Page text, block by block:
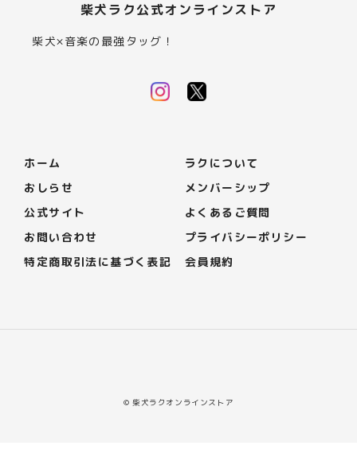
柴犬ラク公式オンラインストア
柴犬×音楽の最強タッグ！
ホーム ラクについて
おしらせ メンバーシップ
公式サイト よくあるご質問
お問い合わせ プライバシーポリシー
特定商取引法に基づく表記 会員規約
© 柴犬ラクオンラインストア